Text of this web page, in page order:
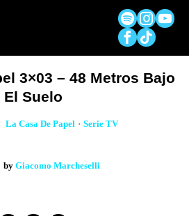
3×03 – 48 Metros Bajo
El Suelo
La Casa De Papel · Serie TV
by Giacomo Marcheselli